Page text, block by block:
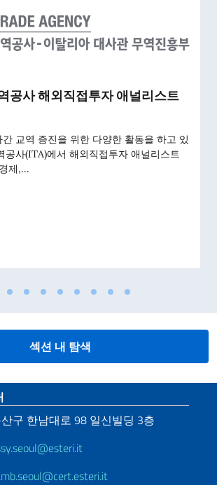
공사 해외직접투자 애널리스트
교역 증진을 위한 다양한 활동을 하고 있
공사(ITA)에서 해외직접투자 애널리스트
제,...
섹션 내 탐색
footer
구 한남대로 98 일신빌딩 3층